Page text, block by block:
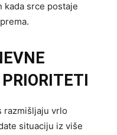
kada srce postaje
razmišljaju vrlo
situaciju iz više